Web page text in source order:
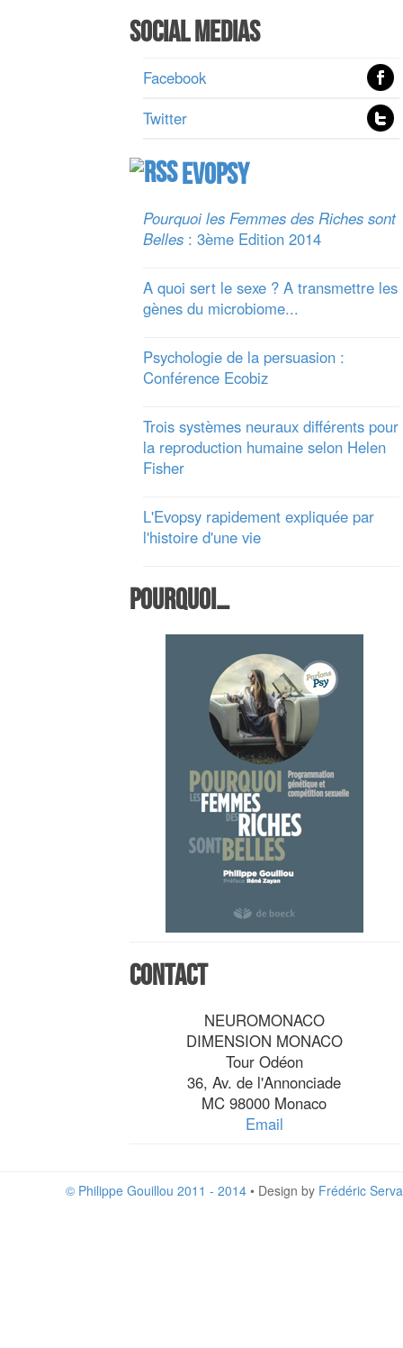
Social Medias
Facebook
Twitter
Evopsy
Pourquoi les Femmes des Riches sont
Belles: 3ème Edition 2014
A quoi sert le sexe ? A transmettre les
gènes du microbiome...
Psychologie de la persuasion :
Conférence Ecobiz
Trois systèmes neuraux différents pour
la reproduction humaine selon Helen
Fisher
L'Evopsy rapidement expliquée par
l'histoire d'une vie
Pourquoi…
Contact
NEUROMONACO
DIMENSION MONACO
Tour Odéon
36, Av. de l'Annonciade
MC 98000 Monaco
Email
© Philippe Gouillou 2011 - 2014 • Design by Frédéric Serva